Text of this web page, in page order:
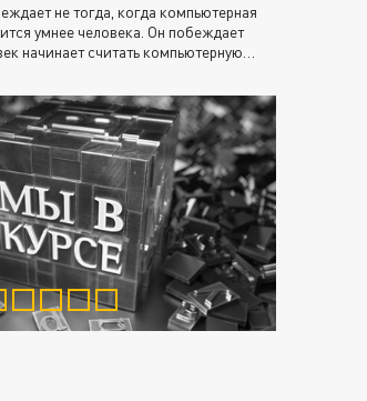
не тогда, когда компьютерная
умнее человека. Он побеждает
начинает считать компьютерную